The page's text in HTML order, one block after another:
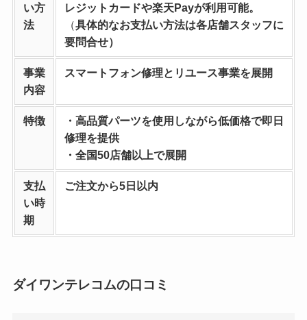
い方
法
レジットカードや楽天Payが利用可能。
（具体的なお支払い方法は各店舗スタッフに
要問合せ）
事業
内容
スマートフォン修理とリユース事業を展開
特徴
・高品質パーツを使用しながら低価格で即日
修理を提供
・全国50店舗以上で展開
支払
い時
期
ご注文から5日以内
ダイワンテレコムの口コミ